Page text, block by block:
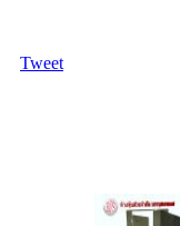
Tweet